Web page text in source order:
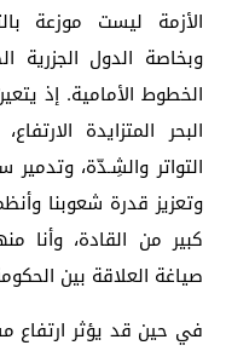
الأزمة ليست موزعة
وبخاصة الدول الجزرية
الخطوط الأمامية. إذ
البحر المتزايدة
التواتر والشِـدّة،
وتعزيز قدرة شعوبنا
كبير من القادة، وأنا
صياغة العلاقة بين
في حين قد يؤثر ارتفاع